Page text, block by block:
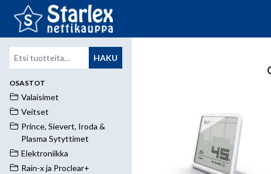
Etsi: HAKU
OSASTOT
Valaisimet
Veitset
Prince, Sievert, Iroda &
Plasma Sytyttimet
Elektroniikka
Rain-x ja Proclear+